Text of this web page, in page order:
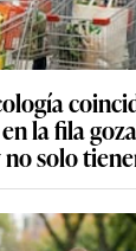
la fila
solo